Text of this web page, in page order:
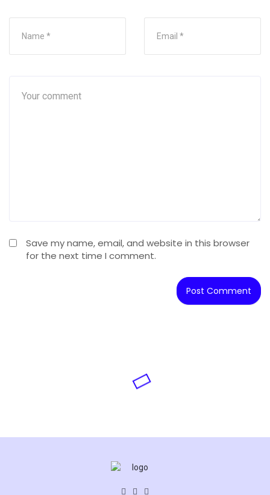
Save my name, email, and website in this browser
for the next time I comment.